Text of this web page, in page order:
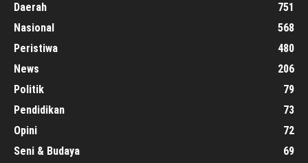
Daerah
751
Nasional
568
Peristiwa
480
News
206
Politik
79
Pendidikan
73
Opini
72
Seni & Budaya
69